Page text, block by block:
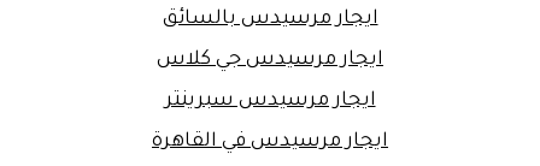
ايجار مرسيدس بالسائق
ايجار مرسيدس جي كلاس
ايجار مرسيدس سبرينتر
ايجار مرسيدس في القاهرة